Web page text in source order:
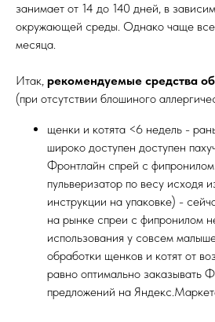
занимает от 14 до 140 дней, в
окружающей среды. Однако чаще
месяца.
Итак, рекомендуемые средства
(при отсутствии блошиного
щенки и котята <6 недель -
широко доступен доступен
Фронтлайн спрей с
пульверизатор по весу исходя
инструкции на упаковке) -
на рынке спреи с фипронилом
использования у совсем
обработки щенков и котят от
равно оптимально заказывать
предложений на